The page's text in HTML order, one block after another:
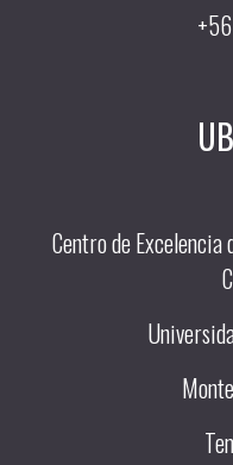
Centro de Excelencia